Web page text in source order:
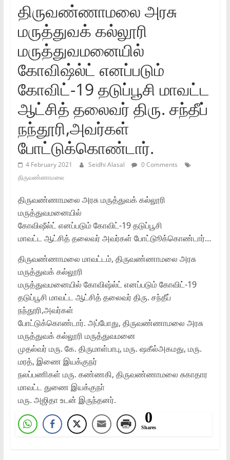
திருவண்ணாமலை அரசு
மருத்துவக்‌ கல்லூரி
மருத்துவமனையில்‌
கோவிஷ்ல்ட்‌ எனப்படும்‌
கோவிட்‌-19 தடுப்பூசி மாவட்ட
ஆட்சித்‌ தலைவர்‌ திரு. சந்தீப்‌
நந்தூரி,அவர்கள்‌
போட்டுக்கொண்டார்‌.
4 February 2021 Seidhi Alasal
0 Comments
திருவண்ணாமலை
திருவண்ணாமலை அரசு மருத்துவக்‌ கல்லூரி
மருத்துவமனையில்‌
கோவிஷீல்ட்‌ எனப்படும்‌ கோவிட்‌-19 தடுப்பூசி
மாவட்ட ஆட்சித்‌ தலைவர்‌ அவர்கள்‌ போட்டுூக்கொண்டார்‌…
திருவண்ணாமலை மாவட்டம்‌, திருவண்ணாமலை அரசு
மருத்துவக்‌ கல்லூரி
மருத்துவமனையில்‌ கோவிஷ்ல்ட்‌ எனப்படும்‌ கோவிட்‌-19
தடுப்பூசி மாவட்ட ஆட்சித்‌ தலைவர்‌ திரு. சந்தீப்‌
நந்தூரி,அவர்கள்‌
போட்டுக்கொண்டார்‌. அப்போது, திருவண்ணாமலை அரசு
மருத்துவக்‌ கல்லூரி மருத்துவமனை
முதல்வர்‌ மரு. கே. திருமாள்பாபு, மரு. ஷகீல்‌அகமது, மரு.
மரத்‌, இணை இயக்குநர்‌
நலப்பணிகள்‌ மரு. கண்ணகி, திருவண்ணாமலை சுகாதார
மாவட்ட துணை இயக்குநா்‌
மரு. அஜிதா உடன்‌ இருந்தனர்‌.
0
Shares